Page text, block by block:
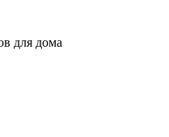
для дома